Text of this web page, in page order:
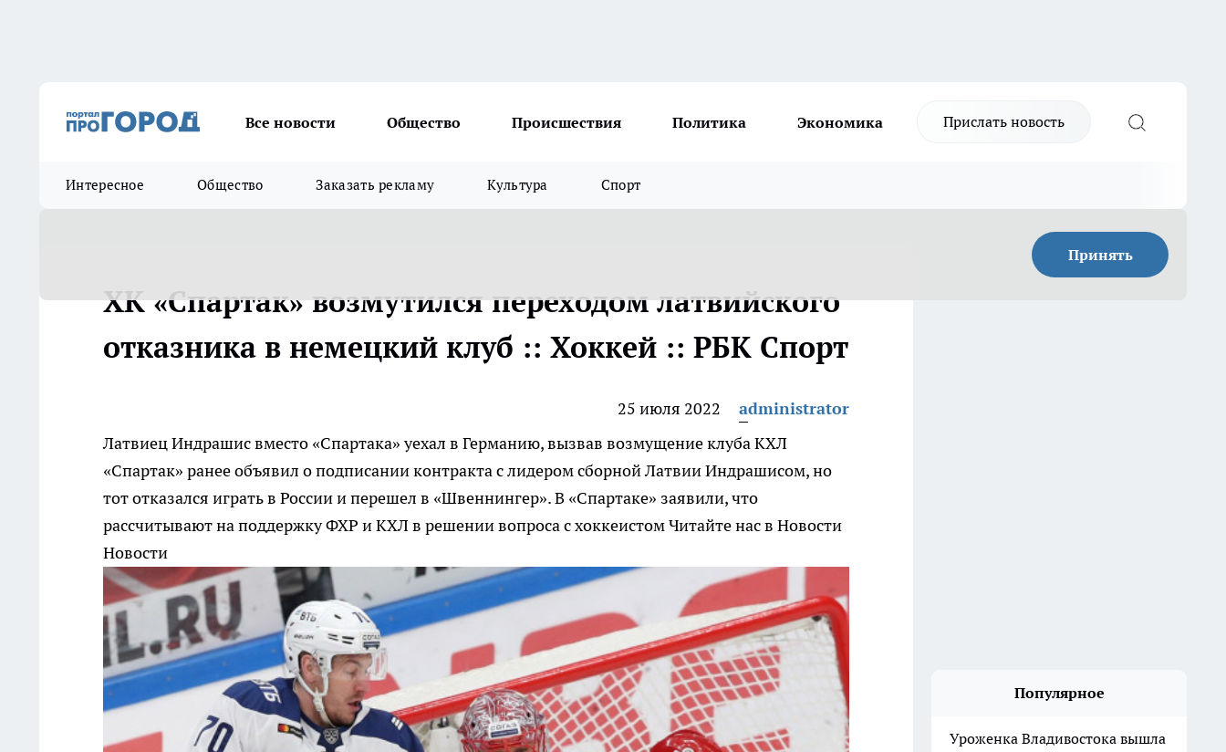
Все новости Общество Происшествия Политика Экономика Прислать новость
Интересное Общество Заказать рекламу Культура Спорт
Принять
ХК «Спартак» возмутился переходом латвийского
отказника в немецкий клуб :: Хоккей :: РБК Спорт
25 июля 2022
administrator
Латвиец Индрашис вместо «Спартака» уехал в Германию, вызвав возмущение клуба КХЛ
«Спартак» ранее объявил о подписании контракта с лидером сборной Латвии Индрашисом, но
тот отказался играть в России и перешел в «Швеннингер». В «Спартаке» заявили, что
рассчитывают на поддержку ФХР и КХЛ в решении вопроса с хоккеистомЧитайте нас в Новости
Новости
Популярное
Уроженка Владивостока вышла